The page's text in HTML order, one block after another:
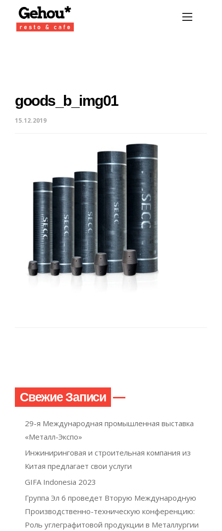
goods_b_img01
15.12.2019
Свежие Записи
29-я Международная промышленная выставка
«Металл-Экспо»
Инжиниринговая и строительная компания из
Китая предлагает свои услуги
GIFA Indonesia 2023
Группа Эл 6 проведет Вторую Международную
Производственно-техническую конференцию:
Роль углеграфитовой продукции в Металлургии